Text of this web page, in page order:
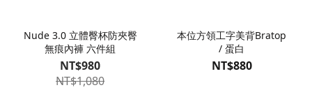
Nude 3.0 立體臀杯防夾臀
無痕內褲 六件組
NT$980
NT$1,080
本位方領工字美背Bratop
/ 蛋白
NT$880